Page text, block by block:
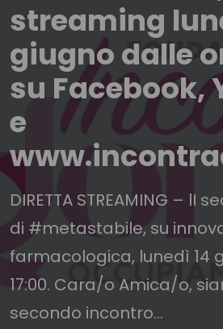
streaming
giugno dalle
su Facebook,
e
DIRETTA STREAMING – lI
di #metastabile, su
farmacologica, lunedì 14
17:00. Cara/o Amica/o,
secondo incontro...